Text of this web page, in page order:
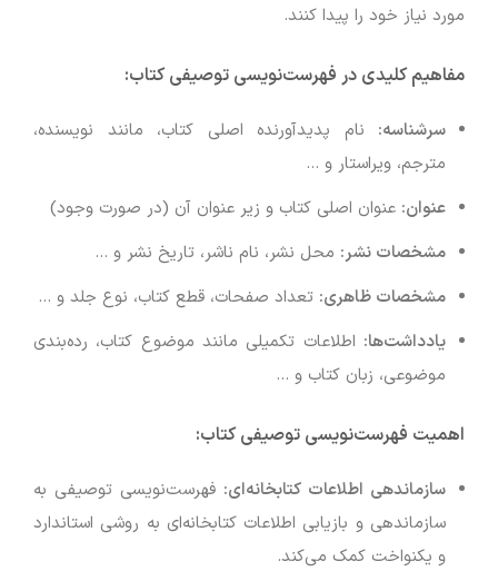
مورد نیاز خود را پیدا کنند.
مفاهیم کلیدی در فهرست‌نویسی توصیفی کتاب:
سرشناسه: نام پدیدآورنده اصلی کتاب، مانند نویسنده،
مترجم، ویراستار و …
عنوان: عنوان اصلی کتاب و زیر عنوان آن (در صورت وجود)
مشخصات نشر: محل نشر، نام ناشر، تاریخ نشر و …
مشخصات ظاهری: تعداد صفحات، قطع کتاب، نوع جلد و …
یادداشت‌ها: اطلاعات تکمیلی مانند موضوع کتاب، رده‌بندی
موضوعی، زبان کتاب و …
اهمیت فهرست‌نویسی توصیفی کتاب:
سازماندهی اطلاعات کتابخانه‌ای: فهرست‌نویسی توصیفی به
سازماندهی و بازیابی اطلاعات کتابخانه‌ای به روشی استاندارد
و یکنواخت کمک می‌کند.